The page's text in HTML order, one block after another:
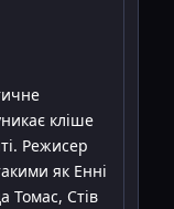
кліше
Режисер
як Енні
Томас, Стів